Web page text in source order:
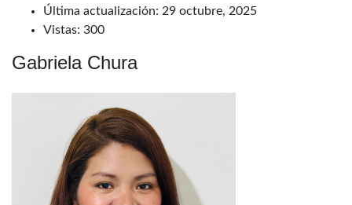
Última actualización: 29 octubre, 2025
Vistas: 300
Gabriela Chura